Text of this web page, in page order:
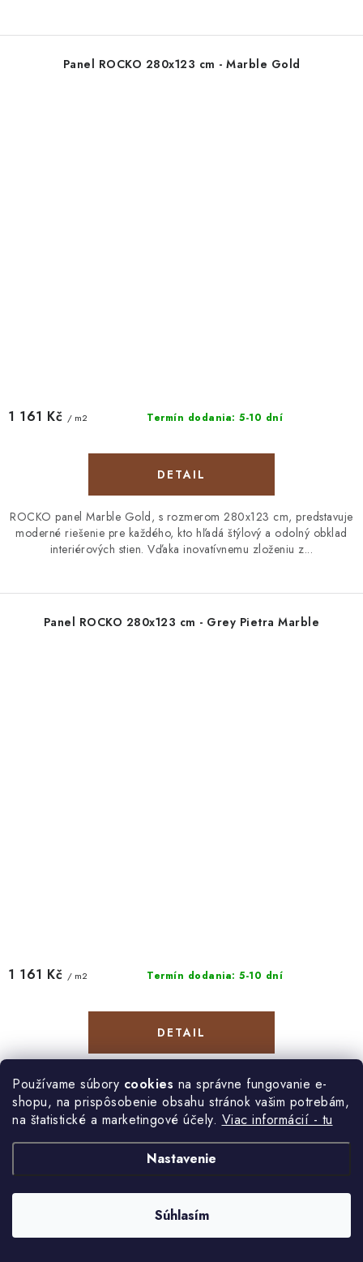
Používame súbory cookies na správne fungovanie e-
shopu, na prispôsobenie obsahu stránok vašim potrebám,
na štatistické a marketingové účely. Viac informácií - tu
Nastavenie
Súhlasím
Panel ROCKO 280x123 cm - Marble Gold
Termín dodania: 5-10 dní
1 161 Kč / m2
DETAIL
ROCKO panel Marble Gold, s rozmerom 280x123 cm, predstavuje
moderné riešenie pre každého, kto hľadá štýlový a odolný obklad
interiérových stien. Vďaka inovatívnemu zloženiu z...
Panel ROCKO 280x123 cm - Grey Pietra Marble
Termín dodania: 5-10 dní
1 161 Kč / m2
DETAIL
ROCKO panel Grey Pietra Marble, s rozmerom 280x123 cm,
predstavuje moderné riešenie pre každého, kto hľadá štýlový a
odolný obklad interiérových stien. Vďaka inovatívnemu...